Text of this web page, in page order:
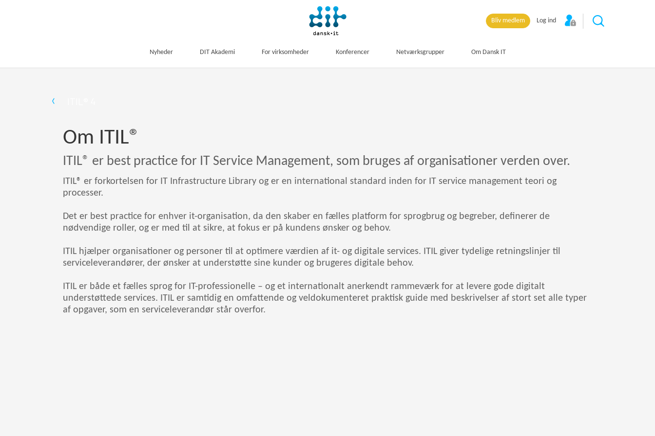
Bliv medlem Log ind
Nyheder DIT Akademi For virksomheder Konferencer Netværksgrupper Om Dansk IT
Om ITIL®
ITIL® er best practice for IT Service Management, som bruges af organisationer verden over.
ITIL® er forkortelsen for IT Infrastructure Library og er en international standard inden for IT service management teori og
processer.
Det er best practice for enhver it-organisation, da den skaber en fælles platform for sprogbrug og begreber, definerer de
nødvendige roller, og er med til at sikre, at fokus er på kundens ønsker og behov.
ITIL hjælper organisationer og personer til at optimere værdien af it- og digitale services. ITIL giver tydelige retningslinjer til
serviceleverandører, der ønsker at understøtte sine kunder og brugeres digitale behov.
ITIL er både et fælles sprog for IT-professionelle – og et internationalt anerkendt rammeværk for at levere gode digitalt
understøttede services. ITIL er samtidig en omfattende og veldokumenteret praktisk guide med beskrivelser af stort set alle typer
af opgaver, som en serviceleverandør står overfor.